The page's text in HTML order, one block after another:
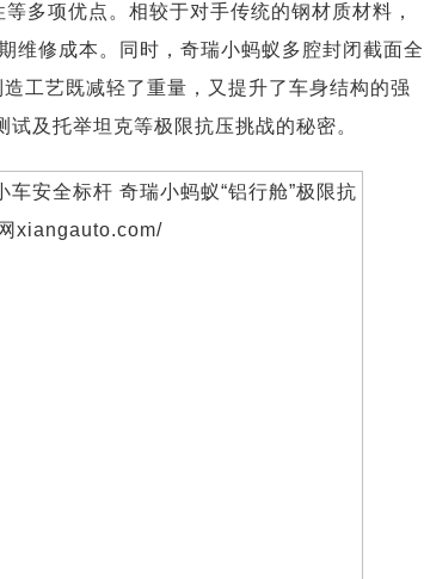
多项优点。相较于对手传统的钢材质材料，
维修成本。同时，奇瑞小蚂蚁多腔封闭截面全
工艺既减轻了重量，又提升了车身结构的强
及托举坦克等极限抗压挑战的秘密。